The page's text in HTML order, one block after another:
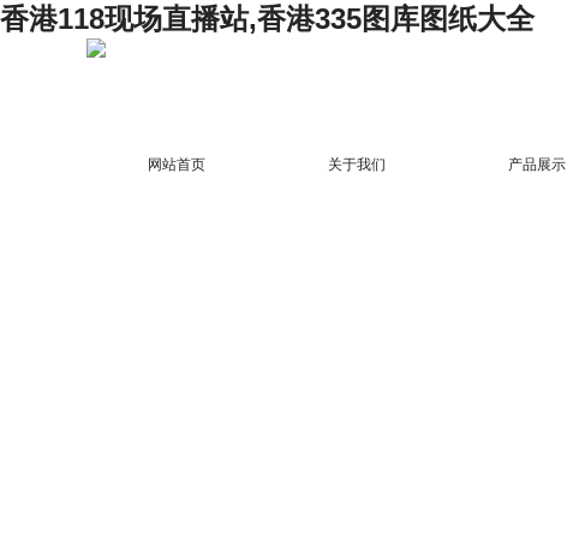
香港118现场直播站,香港335图库图纸大全
网站首页 关于我们 产品展示